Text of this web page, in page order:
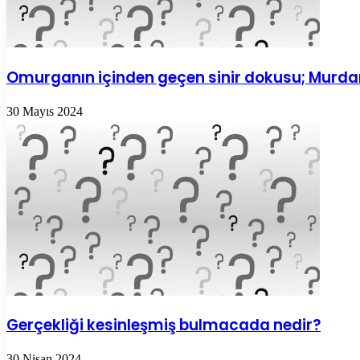
Omurganın içinden geçen sinir dokusu;
30 Mayıs 2024
Gerçekliği kesinleşmiş bulmacada nedir?